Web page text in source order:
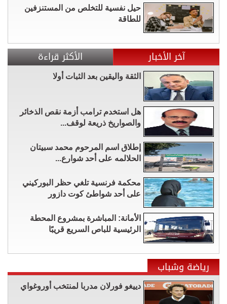
حيل نفسية للتخلص من المستنزفين
للطاقة
آخر الأخبار الأكثر قراءة
الثقة واليقين بعد الثبات أولا
هل استخدم ترامب أزمة نقص الذخائر
والصواريخ ذريعة لوقف...
إطلاق اسم المرحوم محمد سبيتان
الحلالمه على أحد شوارع...
محكمة فرنسية تلغي حظر البوركيني
على أحد شواطئ كوت دازور
الأمانة: المباشرة بمشروع المحطة
الرئيسية للباص السريع قريبًا
رياضة وشباب
دييغو فورلان مدربا لمنتخب أوروغواي